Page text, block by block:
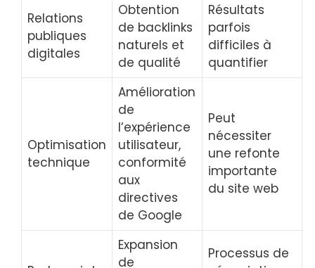
Relations
publiques
digitales
Obtention
de backlinks
naturels et
de qualité
Résultats
parfois
difficiles à
quantifier
Optimisation
technique
Amélioration
de
l’expérience
utilisateur,
conformité
aux
directives
de Google
Peut
nécessiter
une refonte
importante
du site web
Expansion
de
Processus de